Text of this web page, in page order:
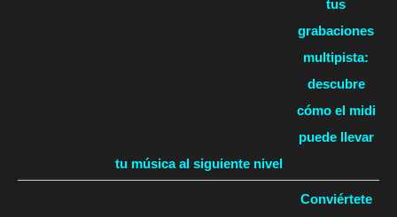
tus
grabaciones
multipista:
descubre
cómo el midi
puede llevar
tu música al siguiente nivel
Conviértete